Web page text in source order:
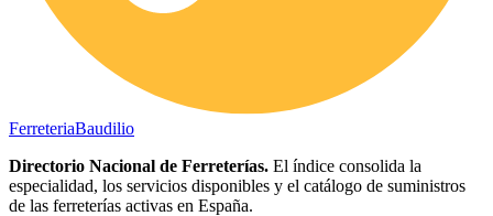
FerreteriaBaudilio
Directorio Nacional de Ferreterías. El índice consolida la
especialidad, los servicios disponibles y el catálogo de suministros
de las ferreterías activas en España.